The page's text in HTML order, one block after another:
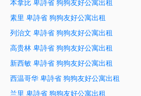
本拿比 卑詩省 狗狗友好公寓出租
素里 卑詩省 狗狗友好公寓出租
列治文 卑詩省 狗狗友好公寓出租
高贵林 卑詩省 狗狗友好公寓出租
新西敏 卑詩省 狗狗友好公寓出租
西温哥华 卑詩省 狗狗友好公寓出租
兰里 卑詩省 狗狗友好公寓出租